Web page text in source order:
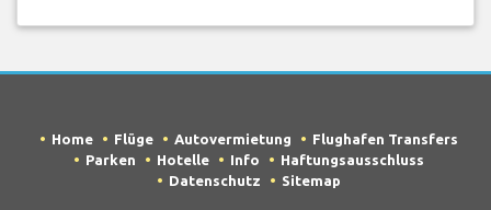
Home Flüge Autovermietung
Flughafen Transfers
Parken
Hotelle Info
Haftungsausschluss
Datenschutz
Sitemap